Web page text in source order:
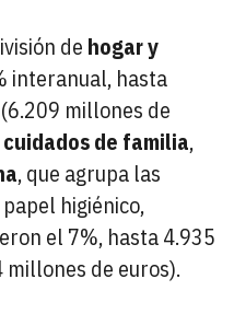
de hogar y
interanual, hasta
millones de
cuidados de familia,
, que agrupa las
higiénico,
el 7%, hasta 4.935
de euros).